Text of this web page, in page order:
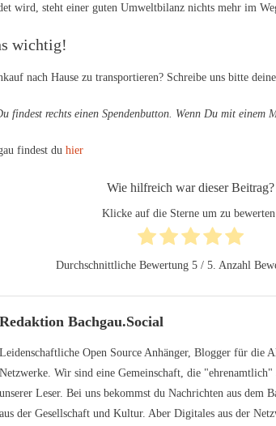
wird, steht einer guten Umweltbilanz nichts mehr im
wichtig!
nach Hause zu transportieren? Schreibe uns bitte
findest rechts einen Spendenbutton. Wenn Du mit einem
findest du hier
Wie hilfreich war dieser Beitrag?
Klicke auf die Sterne um zu
Durchschnittliche Bewertung 5/ 5. Anzahl
Redaktion Bachgau.Social
Leidenschaftliche Open Source Anhänger, Blogger für die
Netzwerke. Wir sind eine Gemeinschaft, die
unserer Leser. Bei uns bekommst du Nachrichten aus dem
aus der Gesellschaft und Kultur. Aber Digitales aus der